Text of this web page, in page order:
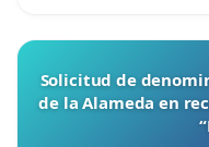
Solicitud de
de la Alameda en